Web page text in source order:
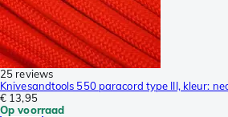
25 reviews
Knivesandtools 550 paracord type III, kleur:
€ 13,95
Op voorraad